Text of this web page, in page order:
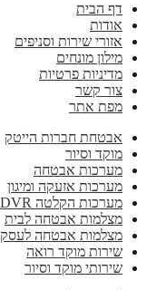
דף הבית
אודות
אזורי שירות וסניפים
מילון מונחים
מדיניות פרטיות
צור קשר
מפת אתר
אבטחת חברות הייטק
מוקד וסיור
מערכות אבטחה
מערכות אזעקה ומיגון
מערכות הקלטה NVR – DVR
מצלמות אבטחה לבית
מצלמות אבטחה לעסק
שירות מוקד רואה
שירותי מוקד וסיור